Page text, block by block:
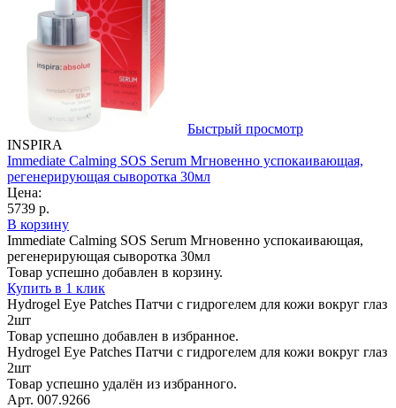
Быстрый просмотр
INSPIRA
Immediate Calming SOS Serum Мгновенно успокаивающая,
регенерирующая сыворотка 30мл
Цена:
5739 р.
В корзину
Immediate Calming SOS Serum Мгновенно успокаивающая,
регенерирующая сыворотка 30мл
Товар успешно добавлен в корзину.
Купить в 1 клик
Hydrogel Eye Patches Патчи с гидрогелем для кожи вокруг глаз
2шт
Товар успешно добавлен в избранное.
Hydrogel Eye Patches Патчи с гидрогелем для кожи вокруг глаз
2шт
Товар успешно удалён из избранного.
Арт. 007.9266